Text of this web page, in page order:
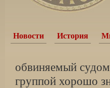
Новости История
обвиняемый судом
группой хорошо